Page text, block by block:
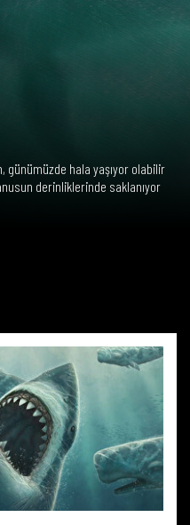
günümüzde hala yaşıyor olabilir
derinliklerinde saklanıyor